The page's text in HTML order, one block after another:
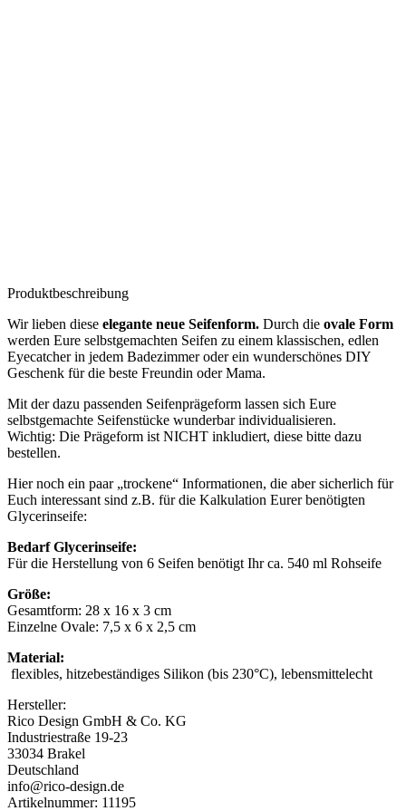
Produktbeschreibung
Wir lieben diese elegante neue Seifenform. Durch die ovale Form
werden Eure selbstgemachten Seifen zu einem klassischen, edlen
Eyecatcher in jedem Badezimmer oder ein wunderschönes DIY
Geschenk für die beste Freundin oder Mama.
Mit der dazu passenden Seifenprägeform lassen sich Eure
selbstgemachte Seifenstücke wunderbar individualisieren.
Wichtig: Die Prägeform ist NICHT inkludiert, diese bitte dazu
bestellen.
Hier noch ein paar „trockene“ Informationen, die aber sicherlich für
Euch interessant sind z.B. für die Kalkulation Eurer benötigten
Glycerinseife:
Bedarf Glycerinseife:
Für die Herstellung von 6 Seifen benötigt Ihr ca. 540 ml Rohseife
Größe:
Gesamtform: 28 x 16 x 3 cm
Einzelne Ovale: 7,5 x 6 x 2,5 cm
Material:
flexibles, hitzebeständiges Silikon (bis 230°C), lebensmittelecht
Hersteller:
Rico Design GmbH & Co. KG
Industriestraße 19-23
33034 Brakel
Deutschland
info@rico-design.de
Artikelnummer: 11195